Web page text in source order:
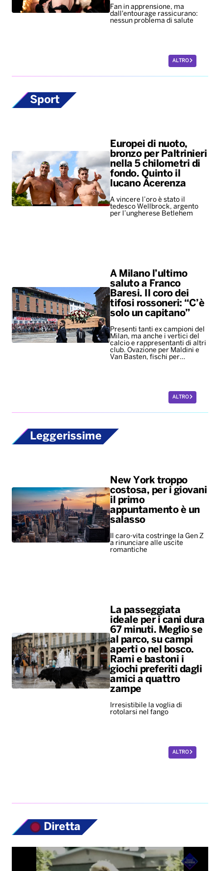
Fan in apprensione, ma
dall'entourage rassicurano:
nessun problema di salute
ALTRO
Sport
Europei di nuoto,
bronzo per Paltrinieri
nella 5 chilometri di
fondo. Quinto il
lucano Acerenza
A vincere l’oro è stato il
tedesco Wellbrock, argento
per l’ungherese Betlehem
A Milano l’ultimo
saluto a Franco
Baresi. Il coro dei
tifosi rossoneri: “C’è
solo un capitano”
Presenti tanti ex campioni del
Milan, ma anche i vertici del
calcio e rappresentanti di altri
club. Ovazione per Maldini e
Van Basten, fischi per…
ALTRO
Leggerissime
New York troppo
costosa, per i giovani
il primo
appuntamento è un
salasso
Il caro-vita costringe la Gen Z
a rinunciare alle uscite
romantiche
La passeggiata
ideale per i cani dura
67 minuti. Meglio se
al parco, su campi
aperti o nel bosco.
Rami e bastoni i
giochi preferiti dagli
amici a quattro
zampe
Irresistibile la voglia di
rotolarsi nel fango
ALTRO
Diretta